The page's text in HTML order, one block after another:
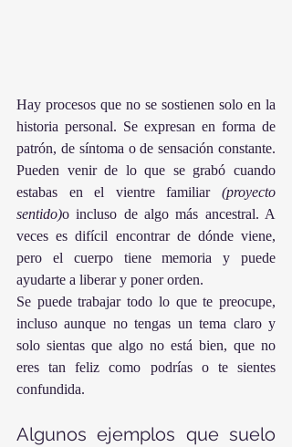
Hay procesos que no se sostienen solo en la
historia personal. Se expresan en forma de
patrón, de síntoma o de sensación constante.
Pueden venir de lo que se grabó cuando
estabas en el vientre familiar (proyecto
sentido)o incluso de algo más ancestral. A
veces es difícil encontrar de dónde viene,
pero el cuerpo tiene memoria y puede
ayudarte a liberar y poner orden.
Se puede trabajar todo lo que te preocupe,
incluso aunque no tengas un tema claro y
solo sientas que algo no está bien, que no
eres tan feliz como podrías o te sientes
confundida.
Algunos ejemplos que suelo